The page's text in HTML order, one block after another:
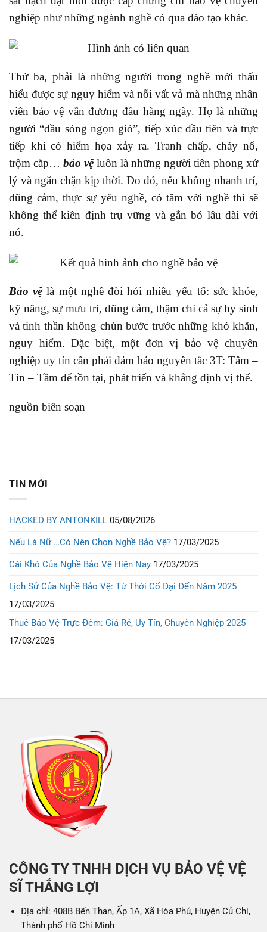
nghiệp như những ngành nghề có qua đào tạo khác.
Thứ ba, phải là những người trong nghề mới thấu
hiểu được sự nguy hiểm và nỗi vất vả mà những nhân
viên bảo vệ vẫn đương đầu hàng ngày. Họ là những
người “đầu sóng ngọn gió”, tiếp xúc đầu tiên và trực
tiếp khi có hiểm họa xảy ra. Tranh chấp, cháy nổ,
trộm cắp… bảo vệluôn là những người tiên phong xử
lý và ngăn chặn kịp thời. Do đó, nếu không nhanh trí,
dũng cảm, thực sự yêu nghề, có tâm với nghề thì sẽ
không thể kiên định trụ vững và gắn bó lâu dài với
nó.
Bảo vệlà một nghề đòi hỏi nhiều yếu tố: sức khỏe,
kỹ năng, sự mưu trí, dũng cảm, thậm chí cả sự hy sinh
và tinh thần không chùn bước trước những khó khăn,
nguy hiểm. Đặc biệt, một đơn vị bảo vệ chuyên
nghiệp uy tín cần phải đảm bảo nguyên tắc 3T: Tâm –
Tín – Tầm để tồn tại, phát triển và khẳng định vị thế.
nguồn biên soạn
TIN MỚI
HACKED BY ANTONKILL 05/08/2026
Nếu Là Nữ …Có Nên Chọn Nghề Bảo Vệ? 17/03/2025
Cái Khó Của Nghề Bảo Vệ Hiện Nay 17/03/2025
Lịch Sử Của Nghề Bảo Vệ: Từ Thời Cổ Đại Đến Năm 2025
17/03/2025
Thuê Bảo Vệ Trực Đêm: Giá Rẻ, Uy Tín, Chuyên Nghiệp 2025
17/03/2025
CÔNG TY TNHH DỊCH VỤ BẢO VỆ VỆ
SĨ THẮNG LỢI
Địa chỉ: 408B Bến Than, Ấp 1A, Xã Hòa Phú, Huyện Củ Chi,
Thành phố Hồ Chí Minh